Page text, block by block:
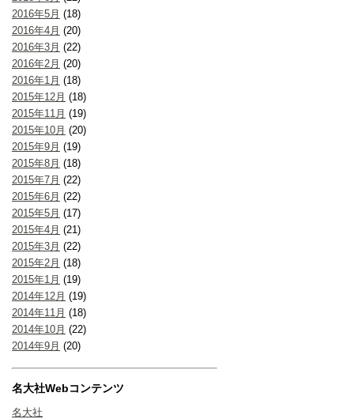
2016年5月 (18)
2016年4月 (20)
2016年3月 (22)
2016年2月 (20)
2016年1月 (18)
2015年12月 (18)
2015年11月 (19)
2015年10月 (20)
2015年9月 (19)
2015年8月 (18)
2015年7月 (22)
2015年6月 (22)
2015年5月 (17)
2015年4月 (21)
2015年3月 (22)
2015年2月 (18)
2015年1月 (19)
2014年12月 (19)
2014年11月 (18)
2014年10月 (22)
2014年9月 (20)
名大社Webコンテンツ
名大社